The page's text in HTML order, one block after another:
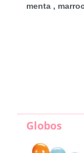
menta ,
Globos